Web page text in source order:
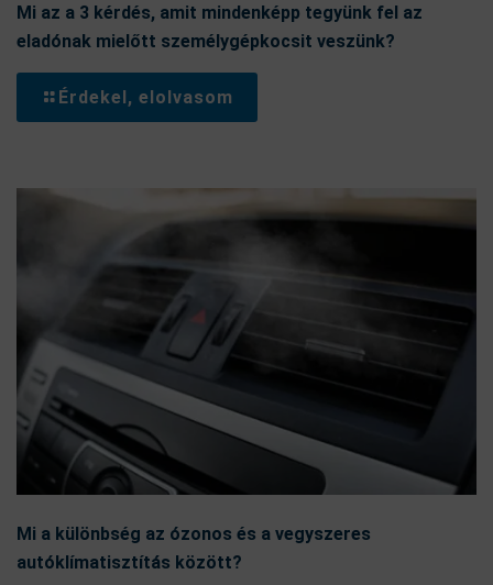
Mi az a 3 kérdés, amit mindenképp tegyünk fel az
eladónak mielőtt személygépkocsit veszünk?
Érdekel, elolvasom
Mi a különbség az ózonos és a vegyszeres
autóklímatisztítás között?